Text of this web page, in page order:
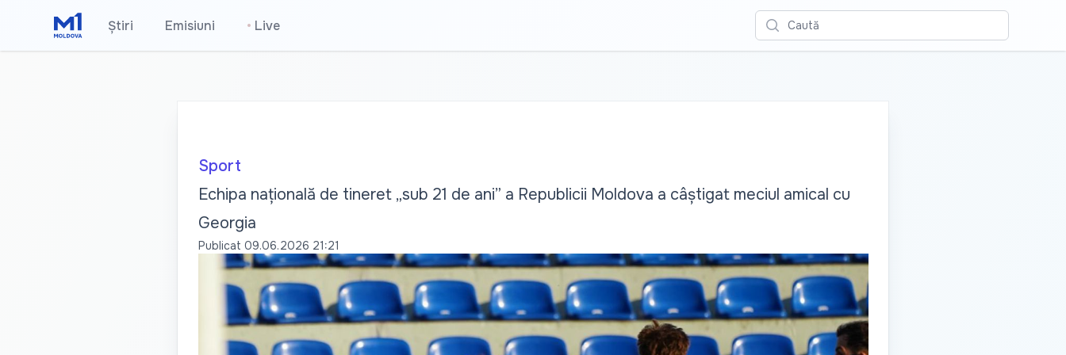
Știri Emisiuni • Live Caută
Sport
Echipa națională de tineret „sub 21 de ani” a Republicii Moldova a câștigat meciul amical cu
Georgia
Publicat 09.06.2026 21:21